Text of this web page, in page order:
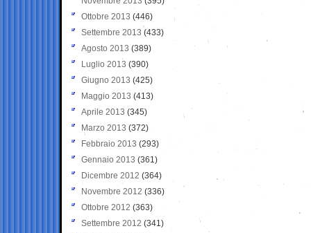
Ottobre 2013 (446)
Settembre 2013 (433)
Agosto 2013 (389)
Luglio 2013 (390)
Giugno 2013 (425)
Maggio 2013 (413)
Aprile 2013 (345)
Marzo 2013 (372)
Febbraio 2013 (293)
Gennaio 2013 (361)
Dicembre 2012 (364)
Novembre 2012 (336)
Ottobre 2012 (363)
Settembre 2012 (341)